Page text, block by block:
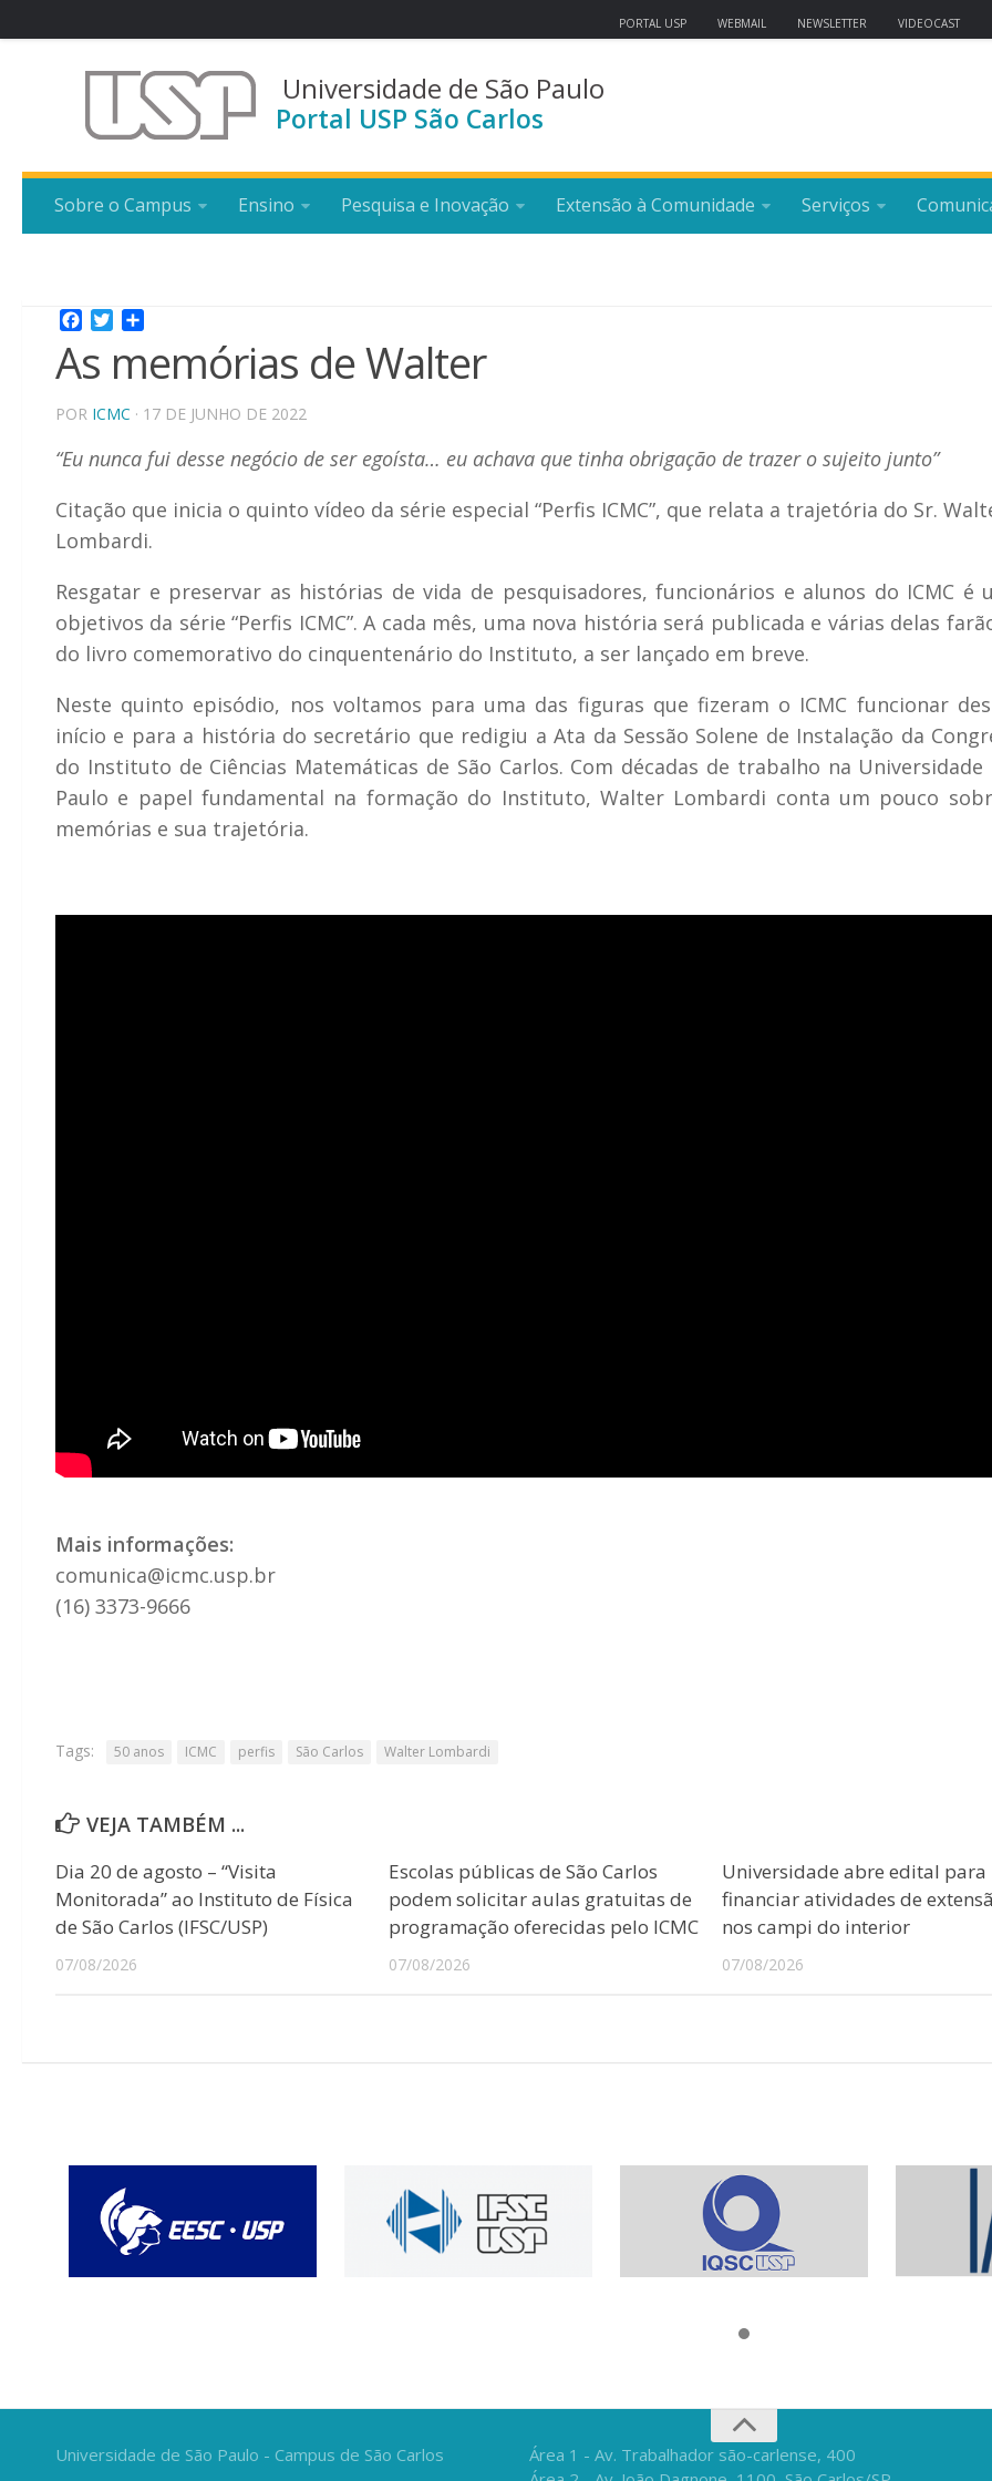
PORTAL USP WEBMAIL NEWSLETTER VIDEOCAST
Universidade de São Paulo
Portal USP São Carlos
Sobre o Campus Ensino Pesquisa e Inovação Extensão à Comunidade Serviços
Facebook
Twitter
As memórias de Walter
POR ICMC · 17 DE JUNHO DE 2022
“Eu nunca fui desse negócio de ser egoísta… eu achava que tinha obrigação de trazer o sujeito junto”
Citação que inicia o quinto vídeo da série especial “Perfis ICMC”, que relata a trajetória do Sr.
Lombardi.
Resgatar e preservar as histórias de vida de pesquisadores, funcionários e alunos do ICMC é
objetivos da série “Perfis ICMC”. A cada mês, uma nova história será publicada e várias delas
do livro comemorativo do cinquentenário do Instituto, a ser lançado em breve.
Neste quinto episódio, nos voltamos para uma das figuras que fizeram o ICMC funcionar
início e para a história do secretário que redigiu a Ata da Sessão Solene de Instalação da
do Instituto de Ciências Matemáticas de São Carlos. Com décadas de trabalho na Universidade
Paulo e papel fundamental na formação do Instituto, Walter Lombardi conta um pouco
memórias e sua trajetória.
Mais informações:
comunica@icmc.usp.br
(16) 3373-9666
Tags: 50 anos ICMC perfis São Carlos Walter Lombardi
VEJA TAMBÉM ...
Dia 20 de agosto – “Visita
Monitorada” ao Instituto de Física
de São Carlos (IFSC/USP)
07/08/2026
Escolas públicas de São Carlos
podem solicitar aulas gratuitas de
programação oferecidas pelo ICMC
07/08/2026
Universidade abre edital para
financiar atividades de
nos campi do interior
07/08/2026
Universidade de São Paulo - Campus de São Carlos
Área 1 - Av. Trabalhador são-carlense, 400